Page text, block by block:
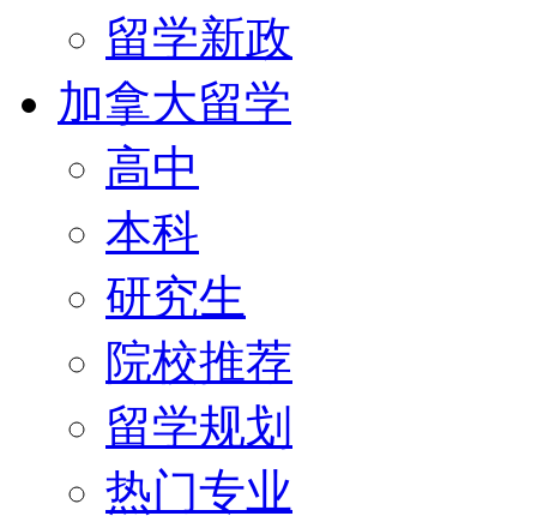
留学新政
加拿大留学
高中
本科
研究生
院校推荐
留学规划
热门专业